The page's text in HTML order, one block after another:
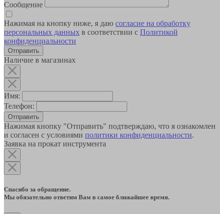
Сообщение
Нажимая на кнопку ниже, я даю согласие на обработку
персональных данных в соответствии с Политикой
конфиденциальности
Наличие в магазинах
Имя:
Телефон:
Отправить
Нажимая кнопку "Отправить" подтверждаю, что я ознакомлен
и согласен с условиями политики конфиденциальности.
Заявка на прокат инструмента
Спасибо за обращение.
Мы обязательно ответим Вам в самое ближайшее время.